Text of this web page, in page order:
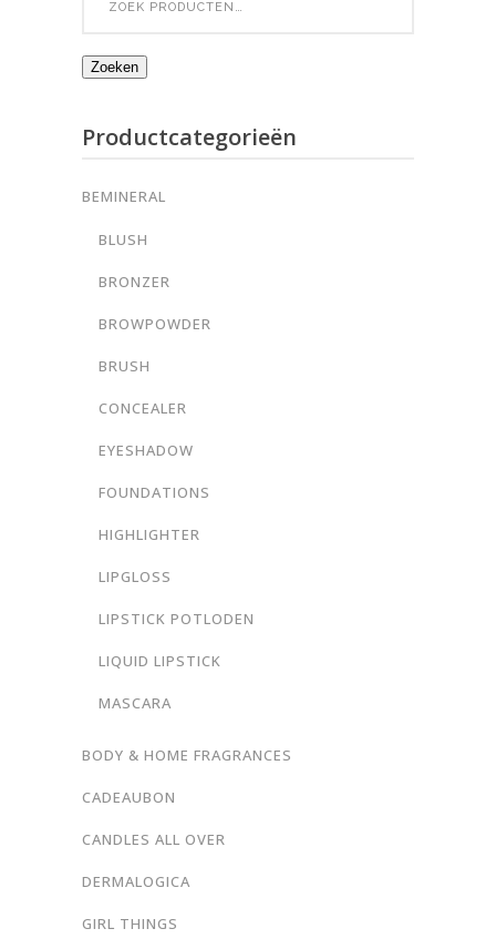
Zoeken
Productcategorieën
BEMINERAL
BLUSH
BRONZER
BROWPOWDER
BRUSH
CONCEALER
EYESHADOW
FOUNDATIONS
HIGHLIGHTER
LIPGLOSS
LIPSTICK POTLODEN
LIQUID LIPSTICK
MASCARA
BODY & HOME FRAGRANCES
CADEAUBON
CANDLES ALL OVER
DERMALOGICA
GIRL THINGS